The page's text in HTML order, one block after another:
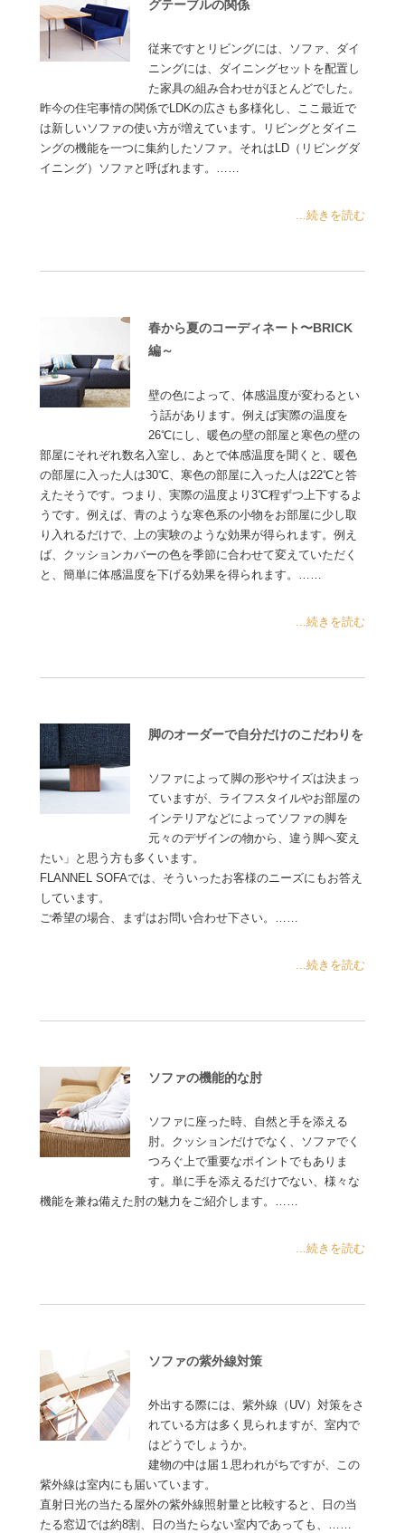
グテーブルの関係
従来ですとリビングには、ソファ、ダイ
ニングには、ダイニングセットを配置し
た家具の組み合わせがほとんどでした。
昨今の住宅事情の関係でLDKの広さも多様化し、ここ最近で
は新しいソファの使い方が増えています。リビングとダイニ
ングの機能を一つに集約したソファ。それはLD（リビングダ
イニング）ソファと呼ばれます。……
...続きを読む
春から夏のコーディネート〜BRICK
編～
壁の色によって、体感温度が変わるとい
う話があります。例えば実際の温度を
26℃にし、暖色の壁の部屋と寒色の壁の
部屋にそれぞれ数名入室し、あとで体感温度を聞くと、暖色
の部屋に入った人は30℃、寒色の部屋に入った人は22℃と答
えたそうです。つまり、実際の温度より3℃程ずつ上下するよ
うです。例えば、青のような寒色系の小物をお部屋に少し取
り入れるだけで、上の実験のような効果が得られます。例え
ば、クッションカバーの色を季節に合わせて変えていただく
と、簡単に体感温度を下げる効果を得られます。……
...続きを読む
脚のオーダーで自分だけのこだわりを
ソファによって脚の形やサイズは決まっ
ていますが、ライフスタイルやお部屋の
インテリアなどによってソファの脚を
元々のデザインの物から、違う脚へ変え
たい」と思う方も多くいます。
FLANNEL SOFAでは、そういったお客様のニーズにもお答え
しています。
ご希望の場合、まずはお問い合わせ下さい。……
...続きを読む
ソファの機能的な肘
ソファに座った時、自然と手を添える
肘。クッションだけでなく、ソファでく
つろぐ上で重要なポイントでもありま
す。単に手を添えるだけでない、様々な
機能を兼ね備えた肘の魅力をご紹介します。……
...続きを読む
ソファの紫外線対策
外出する際には、紫外線（UV）対策をさ
れている方は多く見られますが、室内で
はどうでしょうか。
建物の中は届１思われがちですが、この
紫外線は室内にも届いています。
直射日光の当たる屋外の紫外線照射量と比較すると、日の当
たる窓辺では約8割、日の当たらない室内であっても、……